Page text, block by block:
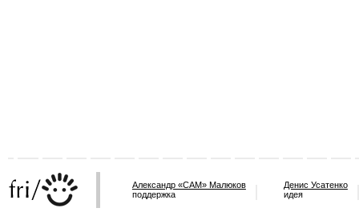
Александр «САМ» Малюков
поддержка
Денис Усатенко
идея